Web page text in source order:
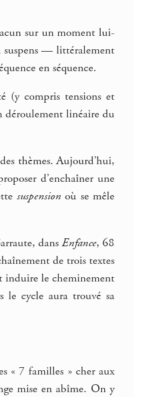
sur un moment lui-
suspens — littéralement
en séquence.
(y compris tensions et
déroulement linéaire du
thèmes. Aujourd’hui,
d’enchaîner une
suspension où se mêle
dans Enfance, 68
de trois textes
induire le cheminement
le cycle aura trouvé sa
« 7 familles » cher aux
mise en abîme. On y